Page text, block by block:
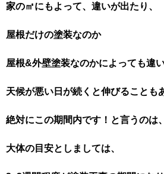
家の㎡にもよって、違いが出たり、
屋根だけの塗装なのか
屋根&外壁塗装なのかによっても違
天候が悪い日が続くと伸びることも
絶対にこの期間内です！と言うのは
大体の目安としましては、